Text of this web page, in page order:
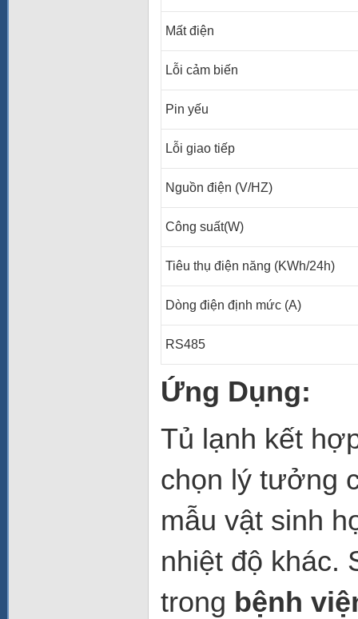
Mất điện
Lỗi cảm biến
Pin yếu
Lỗi giao tiếp
Nguồn điện (V/HZ)
Công suất(W)
Tiêu thụ điện năng (KWh/24h)
Dòng điện định mức (A)
RS485
Ứng Dụng:
Tủ lạnh kết
chọn lý tưởng
mẫu vật sinh
nhiệt độ khác.
trong bệnh